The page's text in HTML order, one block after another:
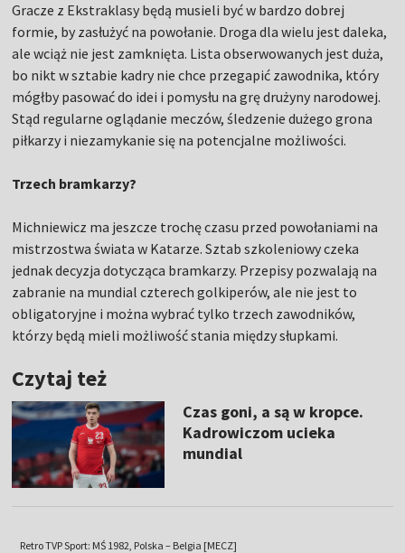
Gracze z Ekstraklasy będą musieli być w bardzo dobrej
formie, by zasłużyć na powołanie. Droga dla wielu jest daleka,
ale wciąż nie jest zamknięta. Lista obserwowanych jest duża,
bo nikt w sztabie kadry nie chce przegapić zawodnika, który
mógłby pasować do idei i pomysłu na grę drużyny narodowej.
Stąd regularne oglądanie meczów, śledzenie dużego grona
piłkarzy i niezamykanie się na potencjalne możliwości.
Trzech bramkarzy?
Michniewicz ma jeszcze trochę czasu przed powołaniami na
mistrzostwa świata w Katarze. Sztab szkoleniowy czeka
jednak decyzja dotycząca bramkarzy. Przepisy pozwalają na
zabranie na mundial czterech golkiperów, ale nie jest to
obligatoryjne i można wybrać tylko trzech zawodników,
którzy będą mieli możliwość stania między słupkami.
Czytaj też
Czas goni, a są w kropce.
Kadrowiczom ucieka
mundial
Retro TVP Sport: MŚ 1982, Polska – Belgia [MECZ]